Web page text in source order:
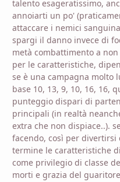
talento esageratissimo,
annoiarti un po'
attaccare i nemici
spargi il danno invece di
metà combattimento a
per le caratteristiche,
se è una campagna molto
base 10, 13, 9, 10, 16, 16,
punteggio dispari di
principali (in realtà
extra che non dispiace..).
facendo, così per
termine le caratteristiche
come privilegio di classe
morti e grazia del